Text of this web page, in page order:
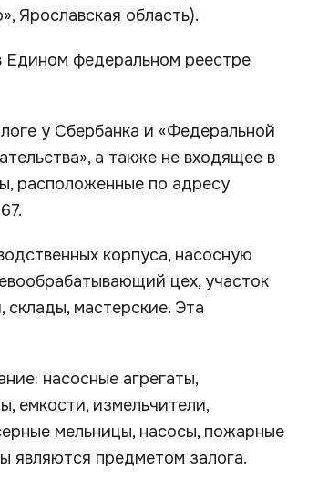
Ярославская область).
Едином федеральном реестре
у Сбербанка и «Федеральной
а также не входящее в
расположенные по адресу
корпуса, насосную
цех, участок
мастерские. Эта
насосные агрегаты,
емкости, измельчители,
мельницы, насосы, пожарные
являются предметом залога.